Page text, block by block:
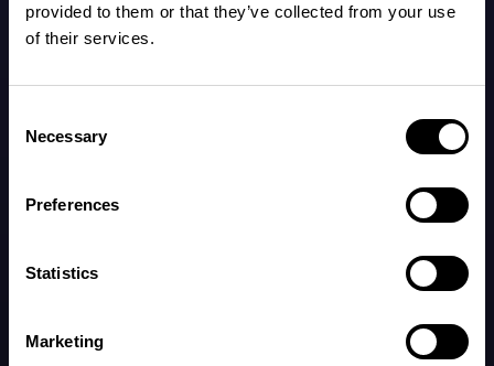
provided to them or that they’ve collected from your use
of their services.
Selection
Necessary
Preferences
Statistics
Marketing
Bli den første til å høre om de nyeste funksjonene våre og
hva som skjer innen forskning på babysøvn.